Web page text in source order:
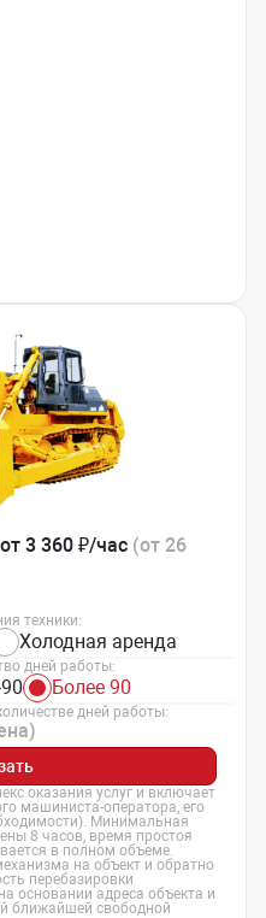
3 360 ₽/час (от 26
техники:
Холодная аренда
дней работы:
Более 90
дней работы:
оказания услуг и включает
машиниста-оператора, его
Минимальная
8 часов, время простоя
в полном объеме.
на объект и обратно
перебазировки
основании адреса объекта и
ближайшей свободной